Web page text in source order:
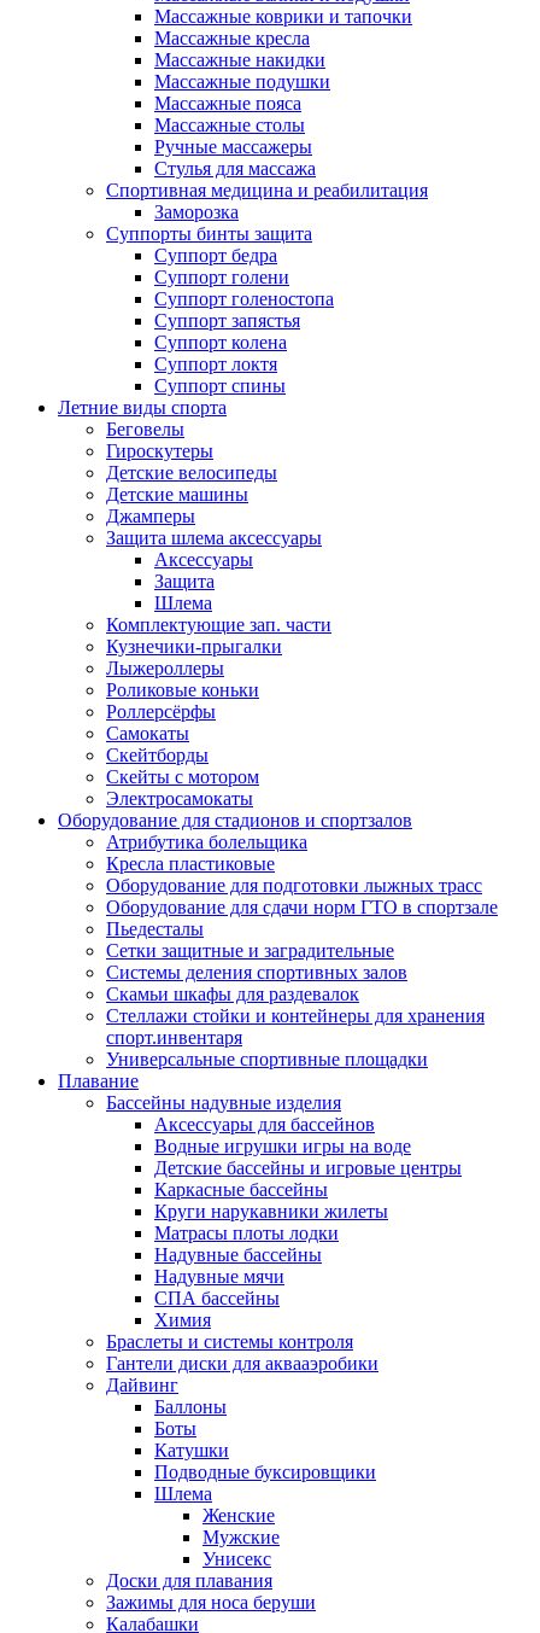
Массажные коврики и тапочки
Массажные кресла
Массажные накидки
Массажные подушки
Массажные пояса
Массажные столы
Ручные массажеры
Стулья для массажа
Спортивная медицина и реабилитация
Заморозка
Суппорты бинты защита
Суппорт бедра
Суппорт голени
Суппорт голеностопа
Суппорт запястья
Суппорт колена
Суппорт локтя
Суппорт спины
Летние виды спорта
Беговелы
Гироскутеры
Детские велосипеды
Детские машины
Джамперы
Защита шлема аксессуары
Аксессуары
Защита
Шлема
Комплектующие зап. части
Кузнечики-прыгалки
Лыжероллеры
Роликовые коньки
Роллерсёрфы
Самокаты
Скейтборды
Скейты с мотором
Электросамокаты
Оборудование для стадионов и спортзалов
Атрибутика болельщика
Кресла пластиковые
Оборудование для подготовки лыжных трасс
Оборудование для сдачи норм ГТО в спортзале
Пьедесталы
Сетки защитные и заградительные
Системы деления спортивных залов
Скамьи шкафы для раздевалок
Стеллажи стойки и контейнеры для хранения
спорт.инвентаря
Универсальные спортивные площадки
Плавание
Бассейны надувные изделия
Аксессуары для бассейнов
Водные игрушки игры на воде
Детские бассейны и игровые центры
Каркасные бассейны
Круги нарукавники жилеты
Матрасы плоты лодки
Надувные бассейны
Надувные мячи
СПА бассейны
Химия
Браслеты и системы контроля
Гантели диски для аквааэробики
Дайвинг
Баллоны
Боты
Катушки
Подводные буксировщики
Шлема
Женские
Мужские
Унисекс
Доски для плавания
Зажимы для носа беруши
Калабашки